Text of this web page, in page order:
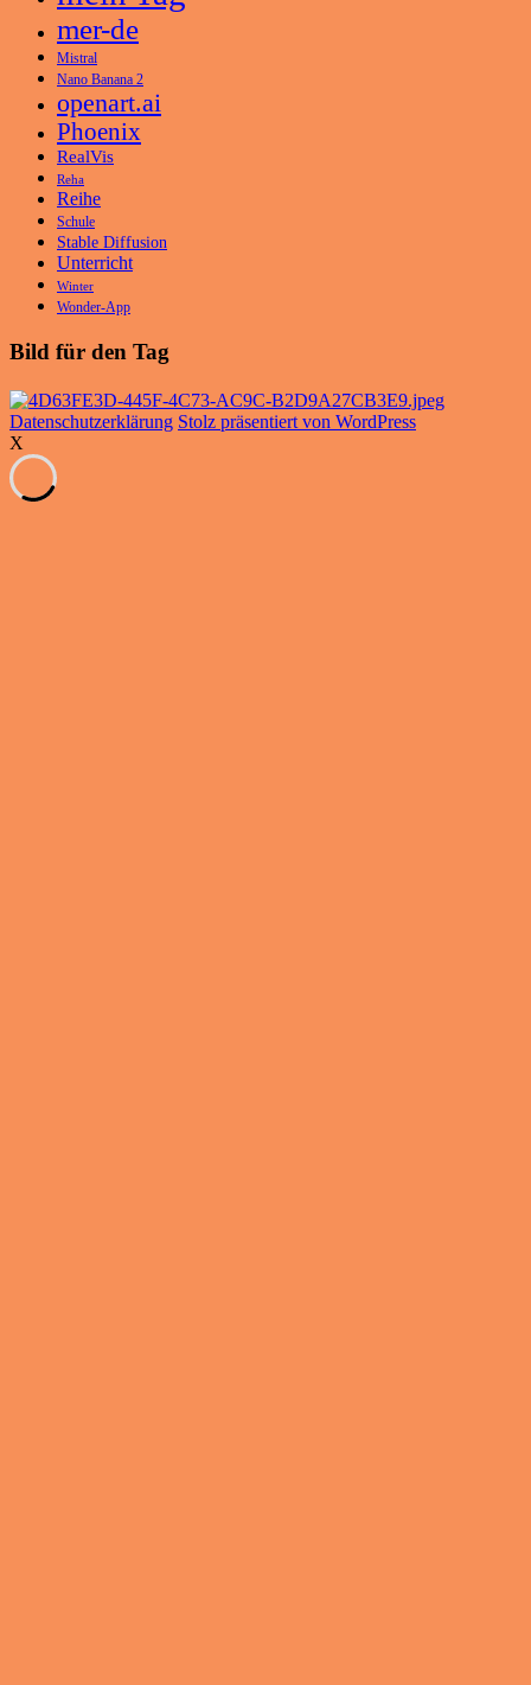
mer-de
Mistral
Nano Banana 2
openart.ai
Phoenix
RealVis
Reha
Reihe
Schule
Stable Diffusion
Unterricht
Winter
Wonder-App
Bild für den Tag
Datenschutzerklärung Stolz präsentiert von WordPress
X